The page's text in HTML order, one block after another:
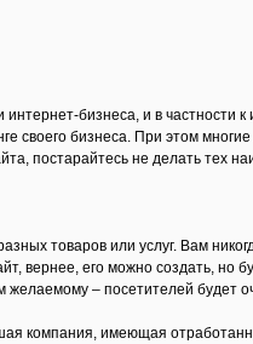
бизнеса, и в частности
своего бизнеса. При этом
постарайтесь не делать тех
товаров или услуг. Вам
вернее, его можно создать, но
желаемому – посетителей будет
компания, имеющая